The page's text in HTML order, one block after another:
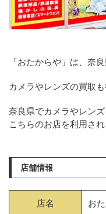
「おたからや」は、奈
カメラやレンズの買取
奈良県でカメラやレン
こちらのお店を利用さ
店舗情報
店名 お